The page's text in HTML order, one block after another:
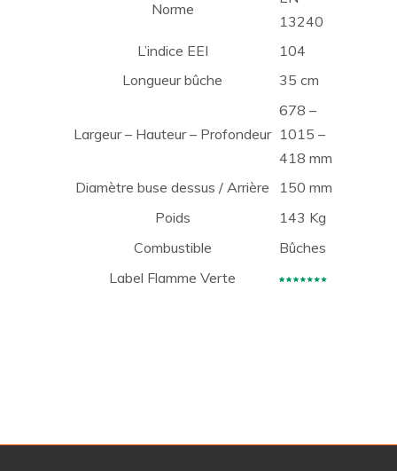
Norme
13240
L’indice EEI
104
Longueur bûche
35 cm
Largeur – Hauteur – Profondeur
678 –
1015 –
418 mm
Diamètre buse dessus / Arrière
150 mm
Poids
143 Kg
Combustible
Bûches
Label Flamme Verte